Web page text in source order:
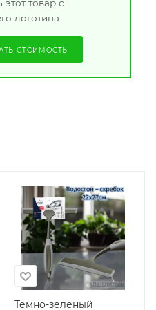
товар с
логотипа
СТОИМОСТЬ
Темно-зеленый